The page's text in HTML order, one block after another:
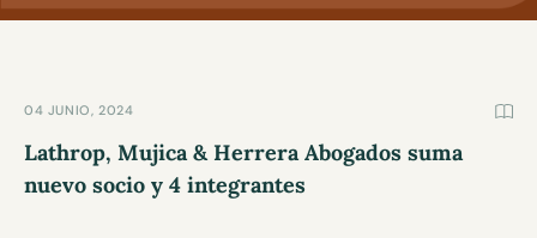
04 JUNIO, 2024
Lathrop, Mujica & Herrera Abogados suma
nuevo socio y 4 integrantes